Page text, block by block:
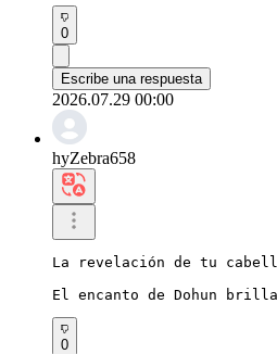
0
Escribe una respuesta
2026.07.29 00:00
hyZebra658
La revelación de tu
El encanto de Dohun
0